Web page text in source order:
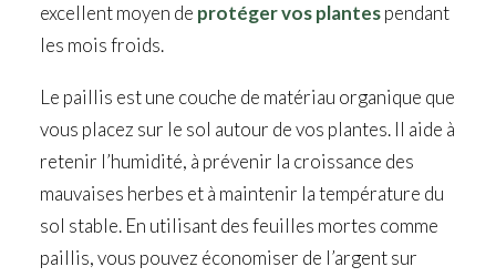
excellent moyen de protéger vos plantespendant
les mois froids.
Le paillis est une couche de matériau organique que
vous placez sur le sol autour de vos plantes. Il aide à
retenir l’humidité, à prévenir la croissance des
mauvaises herbes et à maintenir la température du
sol stable. En utilisant des feuilles mortes comme
paillis, vous pouvez économiser de l’argent sur